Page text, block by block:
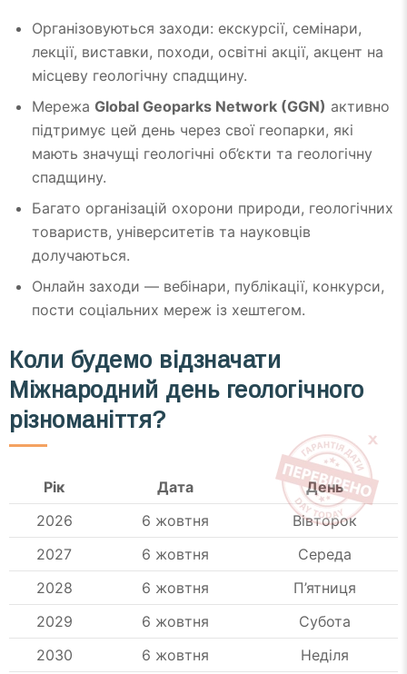
Організовуються заходи: екскурсії, семінари,
лекції, виставки, походи, освітні акції, акцент на
місцеву геологічну спадщину.
Мережа Global Geoparks Network (GGN) активно
підтримує цей день через свої геопарки, які
мають значущі геологічні об’єкти та геологічну
спадщину.
Багато організацій охорони природи, геологічних
товариств, університетів та науковців
долучаються.
Онлайн заходи — вебінари, публікації, конкурси,
пости соціальних мереж із хештегом.
Коли будемо відзначати
Міжнародний день геологічного
різноманіття?
Рік Дата
День
2026
6 жовтня
Вівторок
2027
6 жовтня
Середа
2028
6 жовтня
П’ятниця
2029
6 жовтня
Субота
2030
6 жовтня Неділя